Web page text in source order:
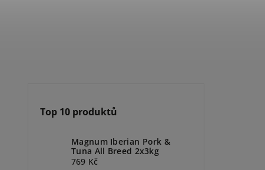
Top 10 produktů
Magnum Iberian Pork &
Tuna All Breed 2x3kg
769 Kč